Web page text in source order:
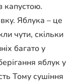
капустою.
Яблука – це
чути, скільки
ба­гато у
яблук у
Тому сушіння